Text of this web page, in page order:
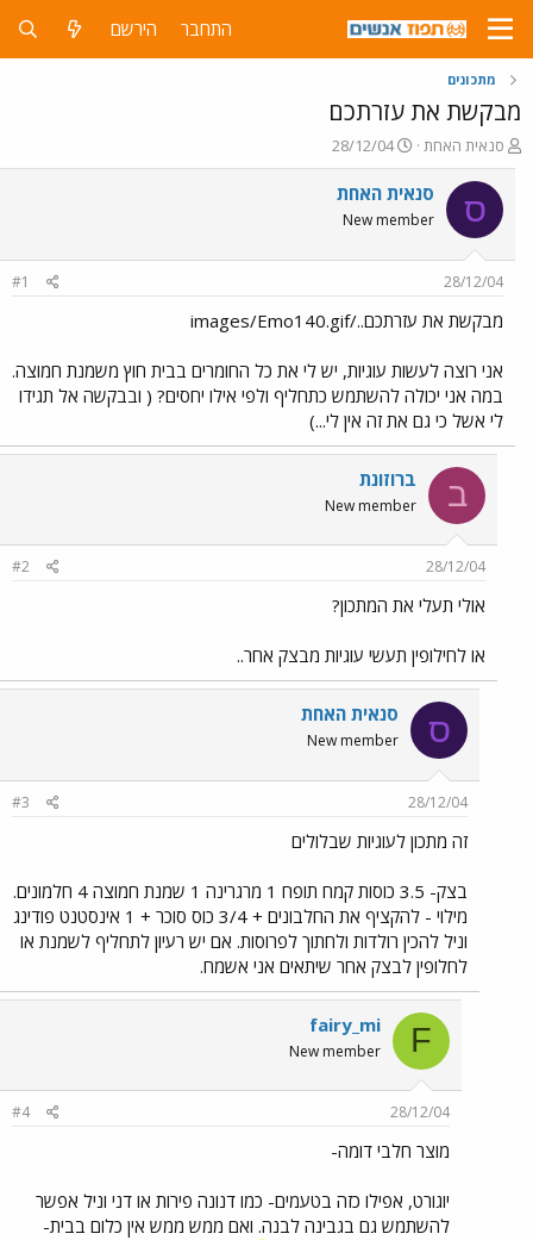
התחבר הירשם
מתכונים
מבקשת את עזרתכם
פ
ו
ת
ח
ה
ש
א
סנאית האחת
פ
ו
ר
ם
ר
28/12/04
ס סנאית האחת
New member
28/12/04
#1
מבקשת את עזרתכם../images/Emo140.gif
אני רוצה לעשות עוגיות, יש לי את כל החומרים בבית חוץ משמנת חמוצה.
במה אני יכולה להשתמש כתחליף ולפי אילו יחסים? ( ובבקשה אל תגידו
לי אשל כי גם את זה אין לי...)
ב ברוזונת
New member
28/12/04
#2
אולי תעלי את המתכון?
או לחילופין תעשי עוגיות מבצק אחר..
ס סנאית האחת
New member
28/12/04
#3
זה מתכון לעוגיות שבלולים
בצק- 3.5 כוסות קמח תופח 1 מרגרינה 1 שמנת חמוצה 4 חלמונים.
מילוי - להקציף את החלבונים + 3/4 כוס סוכר + 1 אינסטנט פודינג
וניל להכין רולדות ולחתוך לפרוסות. אם יש רעיון לתחליף לשמנת או
לחלופין לבצק אחר שיתאים אני אשמח.
F
fairy_mi
New member
28/12/04
#4
מוצר חלבי דומה-
יוגורט, אפילו כזה בטעמים- כמו דנונה פירות או דני וניל אפשר
להשתמש גם בגבינה לבנה. ואם ממש ממש אין כלום בבית-